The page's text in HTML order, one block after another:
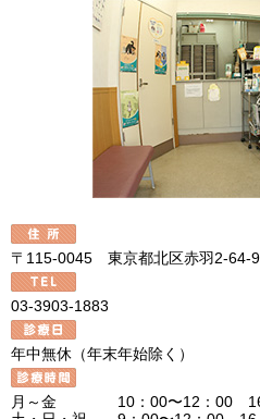
〒115-0045 東京都北区赤羽2-64-9
03-3903-1883
年中無休（年末年始除く）
月～金 10：00〜12：00 16